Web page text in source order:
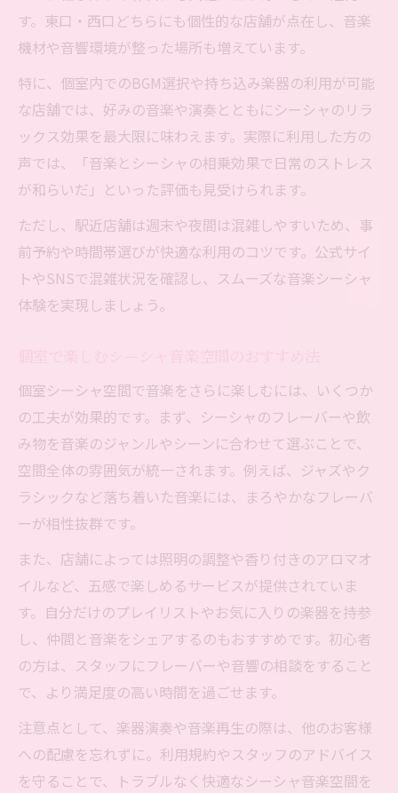
す。東口・西口どちらにも個性的な店舗が点在し、音楽
機材や音響環境が整った場所も増えています。
特に、個室内でのBGM選択や持ち込み楽器の利用が可能
な店舗では、好みの音楽や演奏とともにシーシャのリラ
ックス効果を最大限に味わえます。実際に利用した方の
声では、「音楽とシーシャの相乗効果で日常のストレス
が和らいだ」といった評価も見受けられます。
ただし、駅近店舗は週末や夜間は混雑しやすいため、事
前予約や時間帯選びが快適な利用のコツです。公式サイ
トやSNSで混雑状況を確認し、スムーズな音楽シーシャ
体験を実現しましょう。
個室シーシャ空間で音楽をさらに楽しむには、いくつか
の工夫が効果的です。まず、シーシャのフレーバーや飲
み物を音楽のジャンルやシーンに合わせて選ぶことで、
空間全体の雰囲気が統一されます。例えば、ジャズやク
ラシックなど落ち着いた音楽には、まろやかなフレーバ
ーが相性抜群です。
また、店舗によっては照明の調整や香り付きのアロマオ
イルなど、五感で楽しめるサービスが提供されていま
す。自分だけのプレイリストやお気に入りの楽器を持参
し、仲間と音楽をシェアするのもおすすめです。初心者
の方は、スタッフにフレーバーや音響の相談をすること
で、より満足度の高い時間を過ごせます。
注意点として、楽器演奏や音楽再生の際は、他のお客様
への配慮を忘れずに。利用規約やスタッフのアドバイス
を守ることで、トラブルなく快適なシーシャ音楽空間を